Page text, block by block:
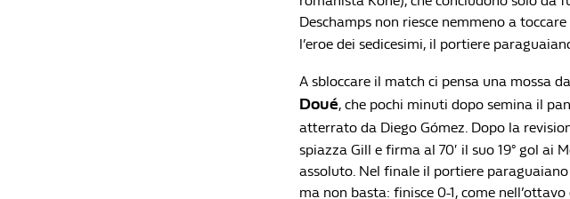
Deschamps non riesce nemmeno a
l’eroe dei sedicesimi, il portiere
A sbloccare il match ci pensa una mossa
Doué, che pochi minuti dopo semina il
atterrato da Diego Gómez. Dopo la
spiazza Gill e firma al 70′ il suo 19° gol ai
assoluto. Nel finale il portiere
ma non basta: finisce 0-1, come